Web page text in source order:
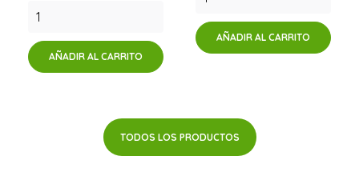
AÑADIR AL CARRITO
AÑADIR AL CARRITO
TODOS LOS PRODUCTOS